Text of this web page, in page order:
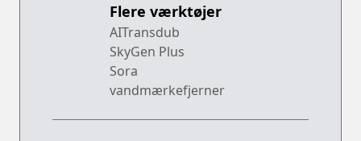
Flere værktøjer
AITransdub
SkyGen Plus
Sora
vandmærkefjerner